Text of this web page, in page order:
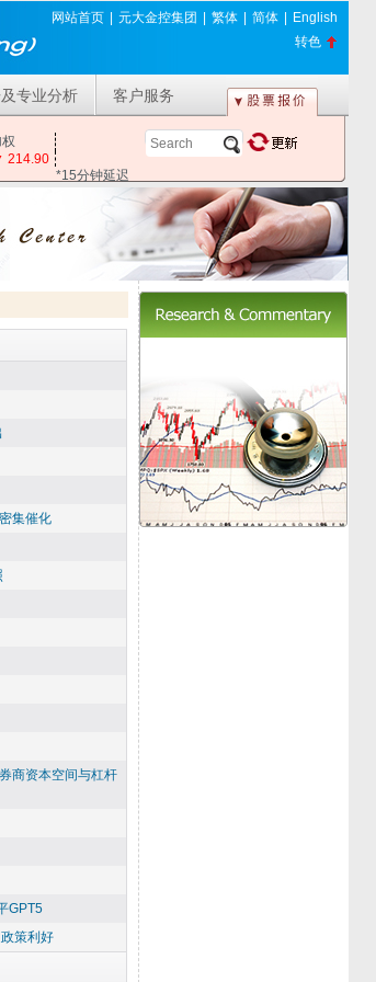
网站首页 元大金控集团 繁体 简体
English
转色
专业分析 客户服务
214.90
*15分钟延迟
集催化
商资本空间与杠杆
GPT5
策利好